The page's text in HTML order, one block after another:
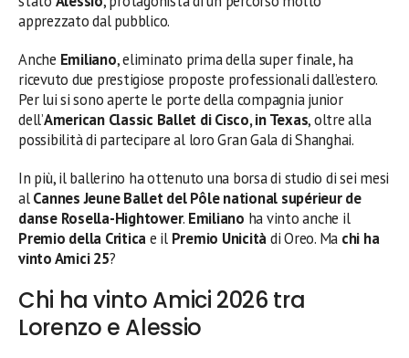
apprezzato dal pubblico.
Anche Emiliano, eliminato prima della super finale, ha
ricevuto due prestigiose proposte professionali dall’estero.
Per lui si sono aperte le porte della compagnia junior
dell’American Classic Ballet di Cisco, in Texas, oltre alla
possibilità di partecipare al loro Gran Gala di Shanghai.
In più, il ballerino ha ottenuto una borsa di studio di sei mesi
alCannes Jeune Ballet del Pôle national supérieur de
danse Rosella-Hightower. Emiliano ha vinto anche il
Premio della Criticae il Premio Unicitàdi Oreo. Ma chi ha
vinto Amici 25?
Chi ha vinto Amici 2026 tra
Lorenzo e Alessio